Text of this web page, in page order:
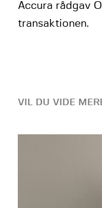
Accura rådgav
transaktionen.
VIL DU VIDE